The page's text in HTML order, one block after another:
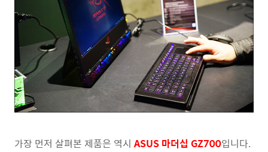
가장 먼저 살펴본 제품은 역시 ASUS 마더십 GZ700입니다.